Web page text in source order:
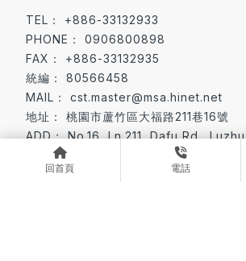
回首頁 電話
+886-33132933
0906800898
+886-33132935
80566458
cst.master@msa.hinet.net
桃園市蘆竹區大福路211巷16號
No.16, Ln.211, Dafu Rd.,
Taoyuan City 338022, Taiwan